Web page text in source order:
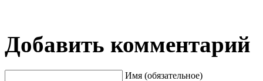
Добавить комментарий
Имя (обязательное)